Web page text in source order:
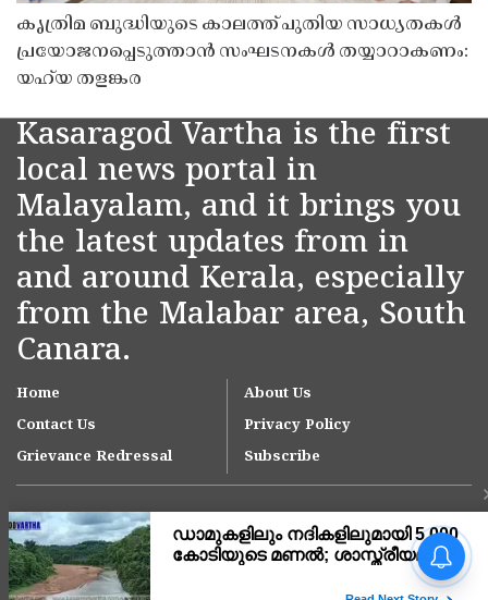
കൃത്രിമ ബുദ്ധിയുടെ കാലത്ത് പുതിയ സാധ്യതകൾ
പ്രയോജനപ്പെടുത്താൻ സംഘടനകൾ തയ്യാറാകണം:
യഹ്‌യ തളങ്കര
Kasaragod Vartha is the first
local news portal in
Malayalam, and it brings you
the latest updates from in
and around Kerala, especially
from the Malabar area, South
Canara.
Home
About Us
Contact Us
Privacy Policy
Grievance Redressal
Subscribe
വലിയപറമ്പിലെ
കടൽക്ഷോഭം;